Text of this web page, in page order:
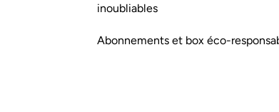
inoubliables
Abonnements et box éco-